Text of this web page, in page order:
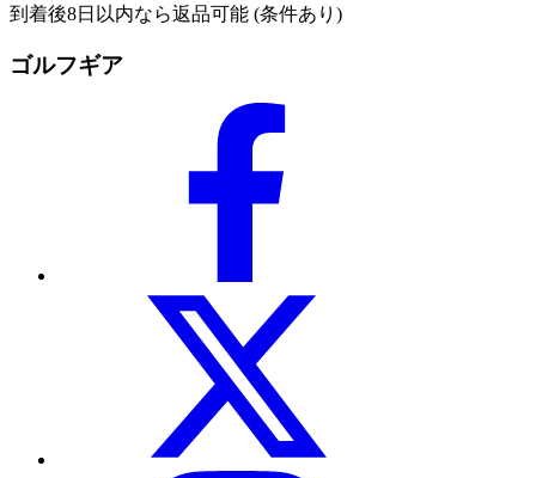
到着後8日以内なら返品可能 (条件あり)
ゴルフギア